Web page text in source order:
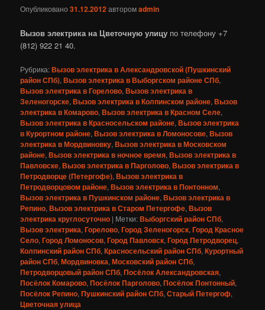
Опубликовано31.12.2012 авторомadmin
Вызов электрика на Цветочную улицу по телефону +7
(812) 922 21 40.
Рубрика:Вызов электрика в Александровской (Пушкинский
район СПб),Вызов электрика в Выборгском районе СПб,
Вызов электрика в Горелово,Вызов электрика в
Зеленогорске,Вызов электрика в Колпинском районе,Вызов
электрика в Комарово,Вызов электрика в Красном Селе,
Вызов электрика в Красносельском районе,Вызов электрика
в Курортном районе,Вызов электрика в Ломоносове,Вызов
электрика в Мордвиновку,Вызов электрика в Московском
районе,Вызов электрика в ночное время,Вызов электрика в
Павловске,Вызов электрика в Парголово,Вызов электрика в
Петродворце (Петергофе),Вызов электрика в
Петродворцовом районе,Вызов электрика в Понтонном,
Вызов электрика в Пушкинском районе,Вызов электрика в
Репино,Вызов электрика в Старом Петергофе,Вызов
электрика круглосуточно | Метки:Выборгский район СПб,
Вызов электрика,Горелово,Город Зеленогорск,Город Красное
Село,Город Ломоносов,Город Павловск,Город Петродворец,
Колпинский район СПб,Красносельский район СПб,Курортный
район СПб,Мордвиновка,Московский район СПб,
Петродворцовый район СПб,Посёлок Александровская,
Посёлок Комарово,Посёлок Парголово,Посёлок Понтонный,
Посёлок Репино,Пушкинский район СПб,Старый Петергоф,
Цветочная улица